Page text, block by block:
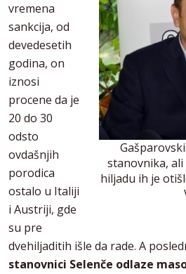
stanovnika,
hiljadu ih je
vremena
sankcija, od
devedesetih
godina, on
iznosi
procene da je
20 do 30
odsto
ovdašnjih
porodica
ostalo u Italiji
i Austriji, gde
su pre
dvehiljaditih išle da rade. A
stanovnici Selenče odlaze